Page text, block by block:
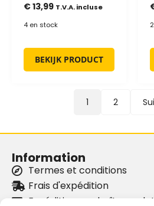
€13,99 T.V.A. incluse
4 en stock
BEKIJK PRODUCT
1 2
Information
Termes et conditions
Frais d'expédition
Expédition par boîte aux